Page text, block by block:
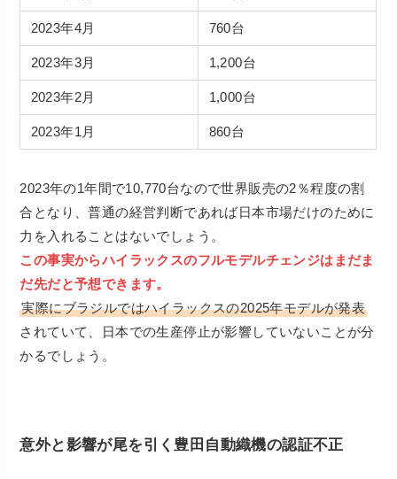
2023年4月 760台
2023年3月 1,200台
2023年2月 1,000台
2023年1月 860台
2023年の1年間で10,770台なので世界販売の2％程度の割
合となり、普通の経営判断であれば日本市場だけのために
力を入れることはないでしょう。
この事実からハイラックスのフルモデルチェンジはまだま
だ先だと予想できます。
実際にブラジルではハイラックスの2025年モデルが発表
されていて、日本での生産停止が影響していないことが分
かるでしょう。
意外と影響が尾を引く豊田自動織機の認証不正